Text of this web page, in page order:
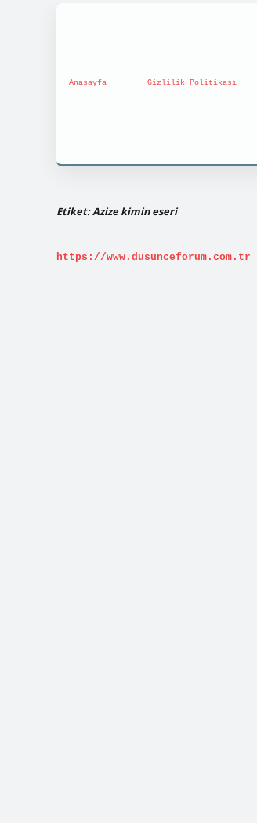
Anasayfa Gizlilik Politikası
Etiket:Azize kimin eseri
https://www.dusunceforum.com.tr